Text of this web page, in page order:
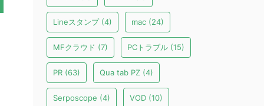
Lineスタンプ(4) mac (24)
MFクラウド (7) PCトラブル (15)
PR (63) Qua tab PZ (4)
Serposcope (4) VOD (10)